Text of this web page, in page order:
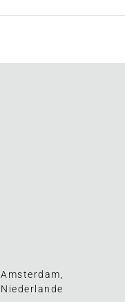
Amsterdam,
Niederlande